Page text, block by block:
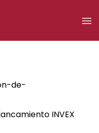
de-
INVEX